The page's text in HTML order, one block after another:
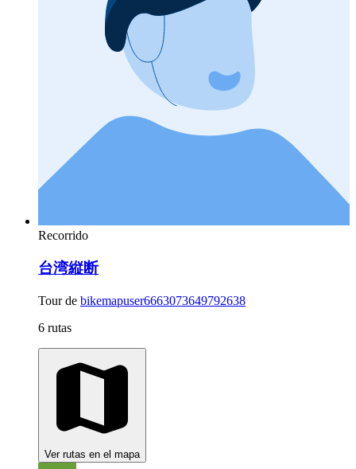
Recorrido
台湾縦断
Tour de bikemapuser6663073649792638
6 rutas
Ver rutas en el mapa